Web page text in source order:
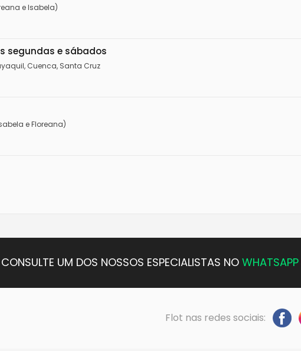
e Isabela)
segundas e sábados
Cuenca, Santa Cruz
e Floreana)
CONSULTE UM DOS NOSSOS ESPECIALISTAS NO WHATSAPP
Flot nas redes sociais: